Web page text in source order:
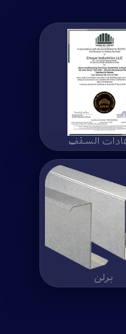
السقف
السقف
برلن
برلن